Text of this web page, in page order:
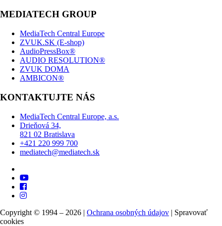
MEDIATECH GROUP
MediaTech Central Europe
ZVUK.SK (E-shop)
AudioPressBox®
AUDIO RESOLUTION®
ZVUK DOMA
AMBICON®
KONTAKTUJTE NÁS
MediaTech Central Europe, a.s.
Drieňová 34,
821 02 Bratislava
+421 220 999 700
mediatech@mediatech.sk
Copyright © 1994 – 2026 | Ochrana osobných údajov | Spravovať
cookies